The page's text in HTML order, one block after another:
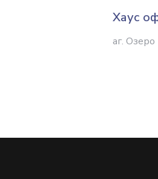
Хаус
аг. Озеро